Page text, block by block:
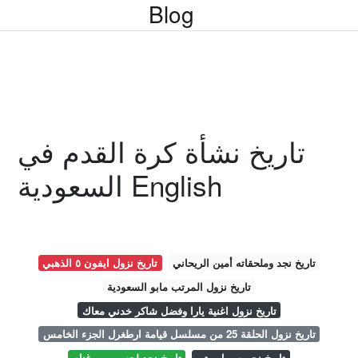
Blog
تاريخ نشأة كرة القدم في
السعودية English
تاريخ نزول ايفون ٥ الذهبي
تاريخ نجد وملحقاته أمين الريحاني
تاريخ نزول المرتب مابو السعودية
تاريخ نزول اغنية يارا وفضل شاكر خدني معاك
تاريخ نزول الحلقة 25 من مسلسل قيامة ارطغرل الجزء الخامس